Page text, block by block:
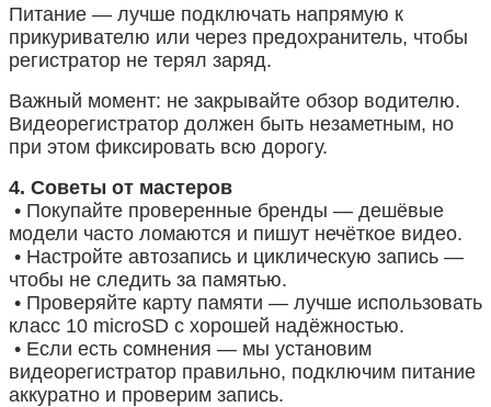
Питание — лучше подключать напрямую к
прикуривателю или через предохранитель, чтобы
регистратор не терял заряд.
Важный момент: не закрывайте обзор водителю.
Видеорегистратор должен быть незаметным, но
при этом фиксировать всю дорогу.
4. Советы от мастеров
• Покупайте проверенные бренды — дешёвые
модели часто ломаются и пишут нечёткое видео.
• Настройте автозапись и циклическую запись —
чтобы не следить за памятью.
• Проверяйте карту памяти — лучше использовать
класс 10 microSD с хорошей надёжностью.
• Если есть сомнения — мы установим
видеорегистратор правильно, подключим питание
аккуратно и проверим запись.